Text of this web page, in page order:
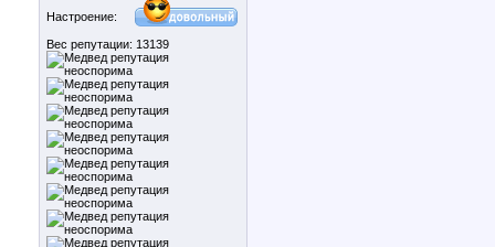
Настроение:
Вес репутации: 13139